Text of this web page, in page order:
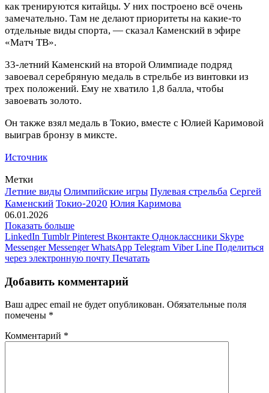
как тренируются китайцы. У них построено всё очень
замечательно. Там не делают приоритеты на какие-то
отдельные виды спорта, — сказал Каменский в эфире
«Матч ТВ».
33-летний Каменский на второй Олимпиаде подряд
завоевал серебряную медаль в стрельбе из винтовки из
трех положений. Ему не хватило 1,8 балла, чтобы
завоевать золото.
Он также взял медаль в Токио, вместе с Юлией Каримовой
выиграв бронзу в миксте.
Источник
Метки
Летние виды Олимпийские игры Пулевая стрельба Сергей
Каменский Токио-2020 Юлия Каримова
06.01.2026
Показать больше
LinkedIn Tumblr Pinterest Вконтакте Одноклассники Skype
Messenger Messenger WhatsApp Telegram Viber Line Поделиться
через электронную почту Печатать
Добавить комментарий
Ваш адрес email не будет опубликован. Обязательные поля
помечены *
Комментарий *